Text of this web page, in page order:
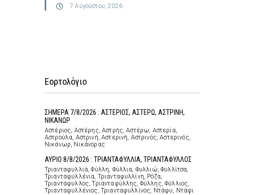
7 Αυγούστου, 2026
Εορτολόγιο
ΣΗΜΕΡΑ 7/8/2026 : ΑΣΤΕΡΙΟΣ, ΑΣΤΕΡΩ, ΑΣΤΡΙΝΗ,
ΝΙΚΑΝΩΡ
Αστέριος, Αστέρης, Αστρής, Αστέρω, Αστερία,
Αστρούλα, Αστρινή, Αστερινή, Αστρινός, Αστερινός,
Νικάνωρ, Νικάνορας
ΑΥΡΙΟ 8/8/2026 : ΤΡΙΑΝΤΑΦΥΛΛΙΑ, ΤΡΙΑΝΤΑΦΥΛΛΟΣ
Τριανταφυλλιά, Φύλλη, Φύλλια, Φυλλιώ, Φυλλίτσα,
Τριανταφυλλένια, Τριανταφυλλίνη, Ρόζα,
Τριαντάφυλλος, Τριανταφύλλης, Φύλλης, Φύλλιος,
Τριανταφυλλένιος, Τριανταφυλλίνος, Ντάφυ, Ντάφι